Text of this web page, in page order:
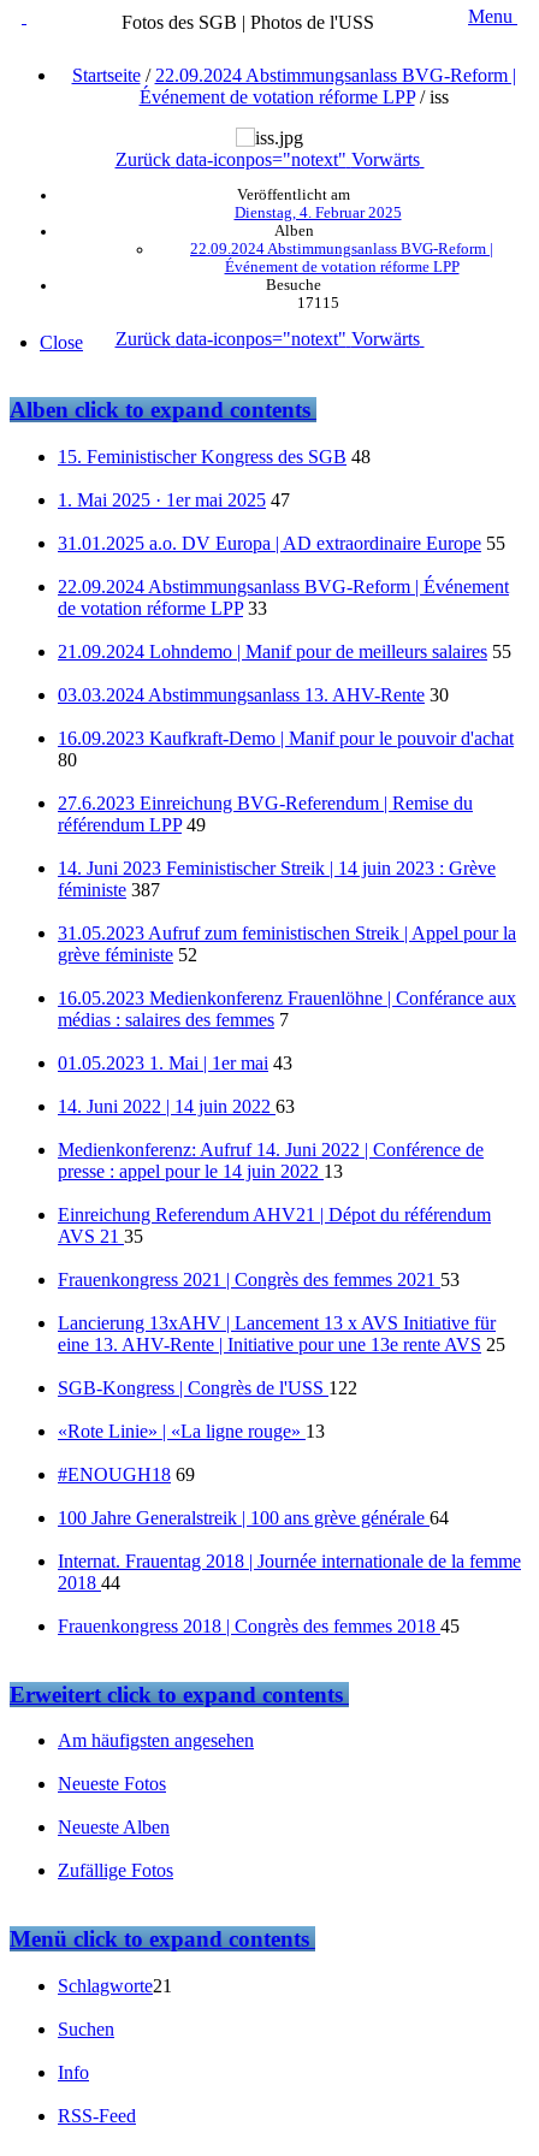
Fotos des SGB | Photos de l'USS Menu
Startseite/ 22.09.2024 Abstimmungsanlass BVG-Reform |
Événement de votation réforme LPP/iss
Zurück data-iconpos="notext" Vorwärts
Veröffentlicht am
Dienstag, 4. Februar 2025
Alben
22.09.2024 Abstimmungsanlass BVG-Reform |
Événement de votation réforme LPP
Besuche
17115
Zurück data-iconpos="notext" Vorwärts
Close
Albenclick to expand contents
15. Feministischer Kongress des SGB 48
1. Mai 2025 · 1er mai 2025 47
31.01.2025 a.o. DV Europa | AD extraordinaire Europe 55
22.09.2024 Abstimmungsanlass BVG-Reform | Événement
de votation réforme LPP 33
21.09.2024 Lohndemo | Manif pour de meilleurs salaires 55
03.03.2024 Abstimmungsanlass 13. AHV-Rente 30
16.09.2023 Kaufkraft-Demo | Manif pour le pouvoir d'achat
80
27.6.2023 Einreichung BVG-Referendum | Remise du
référendum LPP 49
14. Juni 2023 Feministischer Streik | 14 juin 2023 : Grève
féministe 387
31.05.2023 Aufruf zum feministischen Streik | Appel pour la
grève féministe 52
16.05.2023 Medienkonferenz Frauenlöhne | Conférance aux
médias : salaires des femmes 7
01.05.2023 1. Mai | 1er mai 43
14. Juni 2022 | 14 juin 2022 63
Medienkonferenz: Aufruf 14. Juni 2022 | Conférence de
presse : appel pour le 14 juin 2022 13
Einreichung Referendum AHV21 | Dépot du référendum
AVS 21 35
Frauenkongress 2021 | Congrès des femmes 2021 53
Lancierung 13xAHV | Lancement 13 x AVS Initiative für
eine 13. AHV-Rente | Initiative pour une 13e rente AVS 25
SGB-Kongress | Congrès de l'USS 122
«Rote Linie» | «La ligne rouge» 13
#ENOUGH18 69
100 Jahre Generalstreik | 100 ans grève générale 64
Internat. Frauentag 2018 | Journée internationale de la femme
2018 44
Frauenkongress 2018 | Congrès des femmes 2018 45
Erweitertclick to expand contents
Am häufigsten angesehen
Neueste Fotos
Neueste Alben
Zufällige Fotos
Menüclick to expand contents
Schlagworte21
Suchen
Info
RSS-Feed